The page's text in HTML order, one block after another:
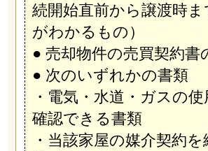
続開始直前から譲渡時
がわかるもの）
● 売却物件の売買契約書
● 次のいずれかの書類
・電気・水道・ガスの
確認できる書類
・当該家屋の媒介契約